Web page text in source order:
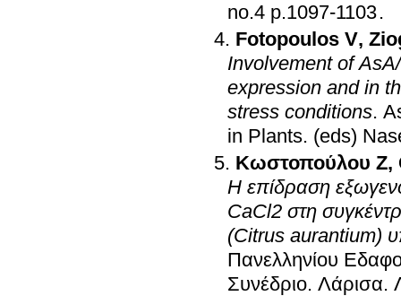
no.4 p.1097-1103.
Fotopoulos V,
Involvement of
expression and in
stress conditions.
in Plants. (eds)
Κωστοπούλου Ζ,
Η επίδραση
CaCl2 στη
(Citrus aurantium)
Πανελληνίου
Συνέδριο. Λάρισα.